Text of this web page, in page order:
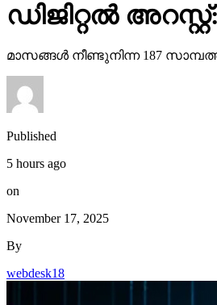
ഡിജിറ്റല്‍
മാസങ്ങള്‍ നീണ്ടുനിന്ന 187
Published
5 hours ago
on
November 17, 2025
By
webdesk18